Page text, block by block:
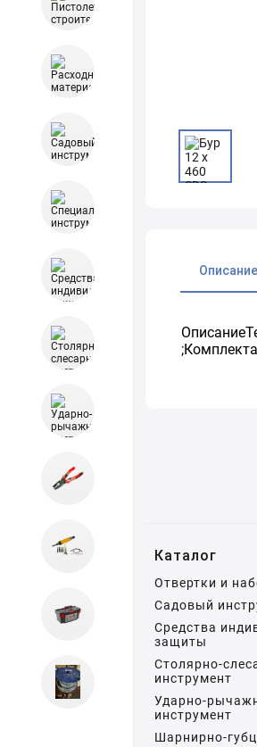
Описание
Каталог
Отвертки и
Садовый
Средства
защиты
Столярно-
инструмент
Ударно-
инструмент
Шарнирно-